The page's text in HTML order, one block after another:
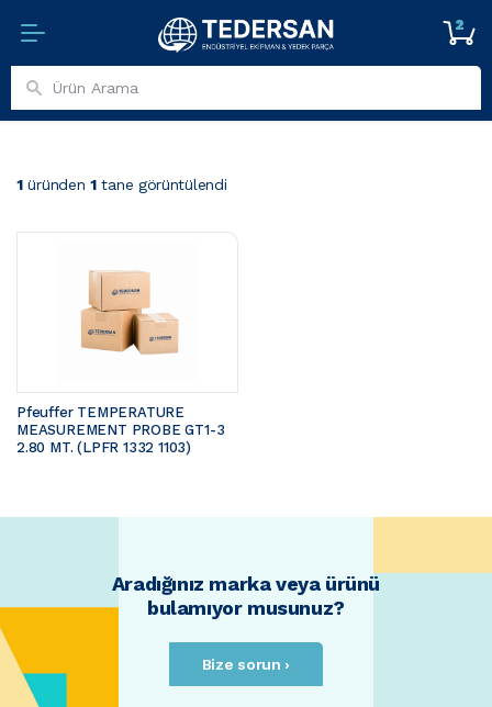
2
1üründen1tane görüntülendi
Pfeuffer TEMPERATURE
MEASUREMENT PROBE GT1-3
2.80 MT. (LPFR 1332 1103)
Aradığınız marka veya ürünü
bulamıyor musunuz?
Bize sorun ›